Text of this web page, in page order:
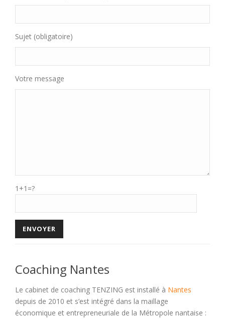
Sujet (obligatoire)
Votre message
1+1=?
Coaching Nantes
Le cabinet de coaching TENZING est installé à Nantes
depuis de 2010 et s’est intégré dans la maillage
économique et entrepreneuriale de la Métropole nantaise :